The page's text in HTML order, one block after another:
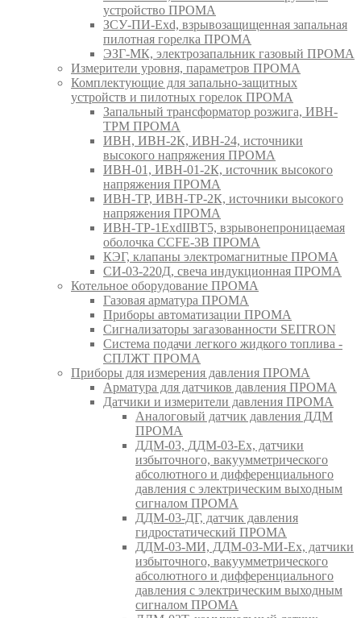
устройство ПРОМА
ЗСУ-ПИ-Exd, взрывозащищенная запальная
пилотная горелка ПРОМА
ЭЗГ-МК, электрозапальник газовый ПРОМА
Измерители уровня, параметров ПРОМА
Комплектующие для запально-защитных
устройств и пилотных горелок ПРОМА
Запальный трансформатор розжига, ИВН-
ТРМ ПРОМА
ИВН, ИВН-2К, ИВН-24, источники
высокого напряжения ПРОМА
ИВН-01, ИВН-01-2К, источник высокого
напряжения ПРОМА
ИВН-ТР, ИВН-ТР-2К, источники высокого
напряжения ПРОМА
ИВН-ТР-1ExdIIBT5, взрывонепроницаемая
оболочка CCFE-3B ПРОМА
КЭГ, клапаны электромагнитные ПРОМА
СИ-03-220Д, свеча индукционная ПРОМА
Котельное оборудование ПРОМА
Газовая арматура ПРОМА
Приборы автоматизации ПРОМА
Сигнализаторы загазованности SEITRON
Система подачи легкого жидкого топлива -
СПЛЖТ ПРОМА
Приборы для измерения давления ПРОМА
Арматура для датчиков давления ПРОМА
Датчики и измерители давления ПРОМА
Аналоговый датчик давления ДДМ
ПРОМА
ДДМ-03, ДДМ-03-Ех, датчики
избыточного, вакуумметрического
абсолютного и дифференциального
давления с электрическим выходным
сигналом ПРОМА
ДДМ-03-ДГ, датчик давления
гидростатический ПРОМА
ДДМ-03-МИ, ДДМ-03-МИ-Ех, датчики
избыточного, вакуумметрического
абсолютного и дифференциального
давления с электрическим выходным
сигналом ПРОМА